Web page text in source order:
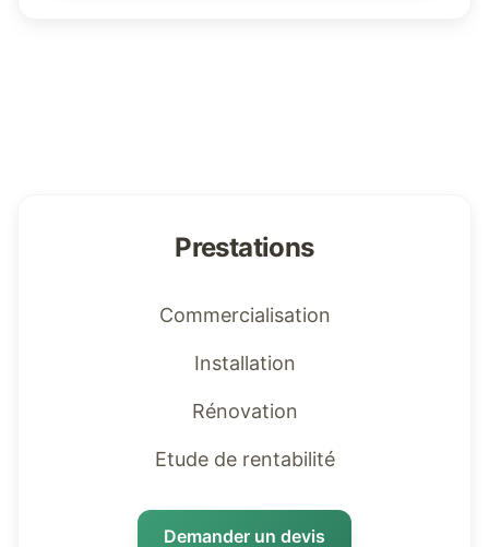
Prestations
Commercialisation
Installation
Rénovation
Etude de rentabilité
Demander un devis